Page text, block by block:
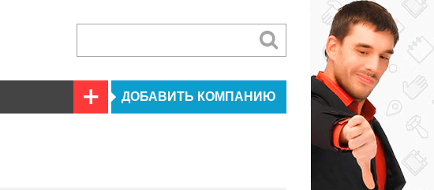
ДОБАВИТЬ КОМПАНИЮ